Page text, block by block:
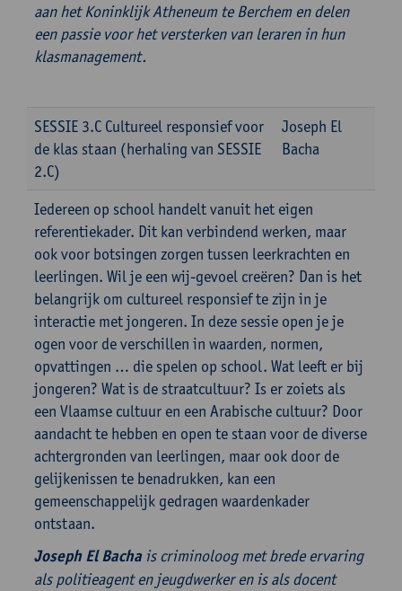
aan het Koninklijk Atheneum te Berchem en delen
een passie voor het versterken van leraren in hun
klasmanagement.
SESSIE 3.C Cultureel responsief voor
de klas staan (herhaling van SESSIE
2.C)
Joseph El
Bacha
Iedereen op school handelt vanuit het eigen
referentiekader. Dit kan verbindend werken, maar
ook voor botsingen zorgen tussen leerkrachten en
leerlingen. Wil je een wij-gevoel creëren? Dan is het
belangrijk om cultureel responsief te zijn in je
interactie met jongeren. In deze sessie open je je
ogen voor de verschillen in waarden, normen,
opvattingen … die spelen op school. Wat leeft er bij
jongeren? Wat is de straatcultuur? Is er zoiets als
een Vlaamse cultuur en een Arabische cultuur? Door
aandacht te hebben en open te staan voor de diverse
achtergronden van leerlingen, maar ook door de
gelijkenissen te benadrukken, kan een
gemeenschappelijk gedragen waardenkader
ontstaan.
Joseph El Bacha is criminoloog met brede ervaring
als politieagent en jeugdwerker en is als docent